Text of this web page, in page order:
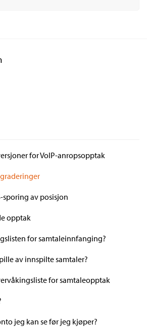
for VoIP-anropsopptak
sporing av posisjon
opptak
for samtaleinnfanging?
av innspilte samtaler?
for samtaleopptak
jeg kan se før jeg kjøper?